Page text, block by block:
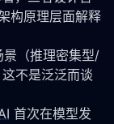
构原理层面解释
（推理密集型/
不是泛泛而谈
首次在模型发